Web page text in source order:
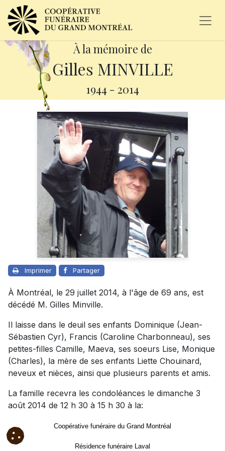
À la mémoire de
Gilles MINVILLE
1944 - 2014
Imprimer Partager
À Montréal, le 29 juillet 2014, à l'âge de 69 ans, est
décédé M. Gilles Minville.
Il laisse dans le deuil ses enfants Dominique (Jean-
Sébastien Cyr), Francis (Caroline Charbonneau), ses
petites-filles Camille, Maeva, ses soeurs Lise, Monique
(Charles), la mère de ses enfants Liette Chouinard,
neveux et nièces, ainsi que plusieurs parents et amis.
La famille recevra les condoléances le dimanche 3
août 2014 de 12 h 30 à 15 h 30 à la:
Coopérative funéraire du Grand Montréal
Résidence funéraire Laval